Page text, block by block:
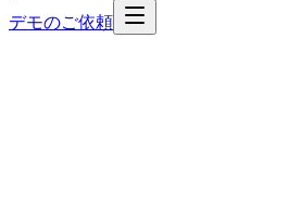
デモのご依頼